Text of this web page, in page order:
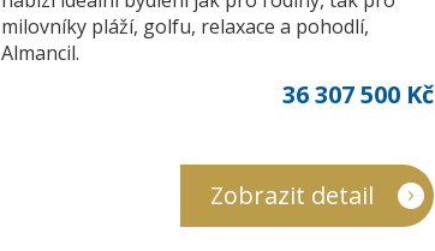
milovníky pláží, golfu, relaxace a pohodlí,
Almancil.
36 307 500 Kč
Zobrazit detail